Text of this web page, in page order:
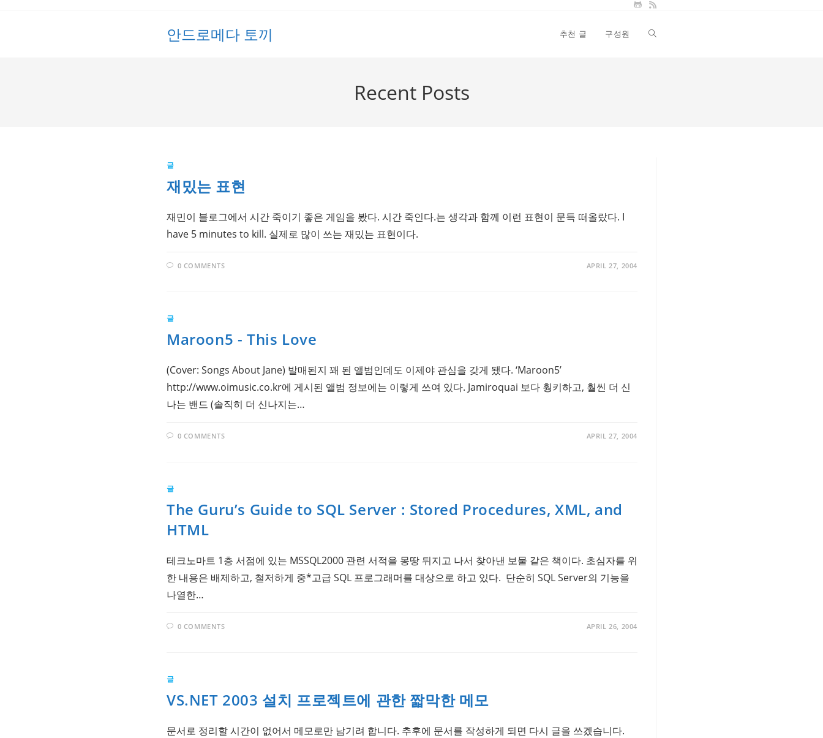
안드로메다 토끼 추천 글 구성원 Toggle
Recent Posts
글
재밌는 표현
재민이 블로그에서 시간 죽이기 좋은 게임을 봤다. 시간 죽인다.는 생각과 함께 이런 표현이 문득 떠올랐다. I
have 5 minutes to kill. 실제로 많이 쓰는 재밌는 표현이다.
0 COMMENTS APRIL 27, 2004
글
Maroon5 - This Love
(Cover: Songs About Jane) 발매된지 꽤 된 앨범인데도 이제야 관심을 갖게 됐다. ‘Maroon5’
http://www.oimusic.co.kr에 게시된 앨범 정보에는 이렇게 쓰여 있다. Jamiroquai 보다 훵키하고, 훨씬 더 신
나는 밴드 (솔직히 더 신나지는…
0 COMMENTS APRIL 27, 2004
글
The Guru’s Guide to SQL Server : Stored Procedures, XML, and
HTML
테크노마트 1층 서점에 있는 MSSQL2000 관련 서적을 몽땅 뒤지고 나서 찾아낸 보물 같은 책이다. 초심자를 위
한 내용은 배제하고, 철저하게 중*고급 SQL 프로그래머를 대상으로 하고 있다. 단순히 SQL Server의 기능을
나열한…
0 COMMENTS APRIL 26, 2004
글
VS.NET 2003 설치 프로젝트에 관한 짧막한 메모
문서로 정리할 시간이 없어서 메모로만 남기려 합니다. 추후에 문서를 작성하게 되면 다시 글을 쓰겠습니다.